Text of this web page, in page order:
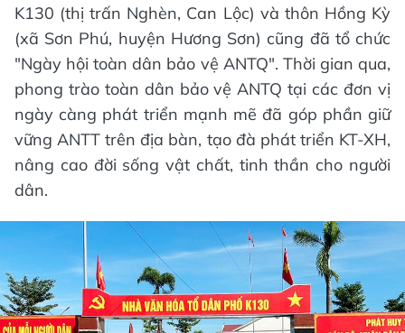
K130 (thị trấn Nghèn, Can Lộc) và thôn Hồng Kỳ
(xã Sơn Phú, huyện Hương Sơn) cũng đã tổ chức
"Ngày hội toàn dân bảo vệ ANTQ". Thời gian qua,
phong trào toàn dân bảo vệ ANTQ tại các đơn vị
ngày càng phát triển mạnh mẽ đã góp phần giữ
vững ANTT trên địa bàn, tạo đà phát triển KT-XH,
nâng cao đời sống vật chất, tinh thần cho người
dân.